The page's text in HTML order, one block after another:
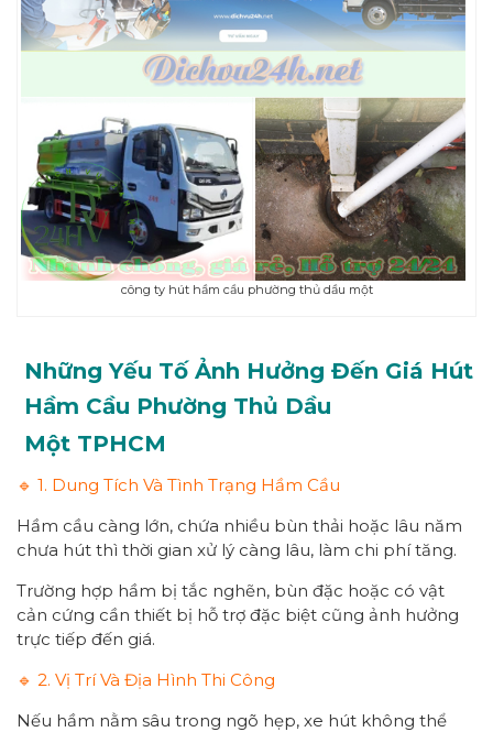
công ty hút hầm cầu phường thủ dầu một
Những Yếu Tố Ảnh Hưởng Đến Giá Hút
Hầm Cầu Phường Thủ Dầu
Một TPHCM
🔹 1. Dung Tích Và Tình Trạng Hầm Cầu
Hầm cầu càng lớn, chứa nhiều bùn thải hoặc lâu năm
chưa hút thì thời gian xử lý càng lâu, làm chi phí tăng.
Trường hợp hầm bị tắc nghẽn, bùn đặc hoặc có vật
cản cứng cần thiết bị hỗ trợ đặc biệt cũng ảnh hưởng
trực tiếp đến giá.
🔹 2. Vị Trí Và Địa Hình Thi Công
Nếu hầm nằm sâu trong ngõ hẹp, xe hút không thể